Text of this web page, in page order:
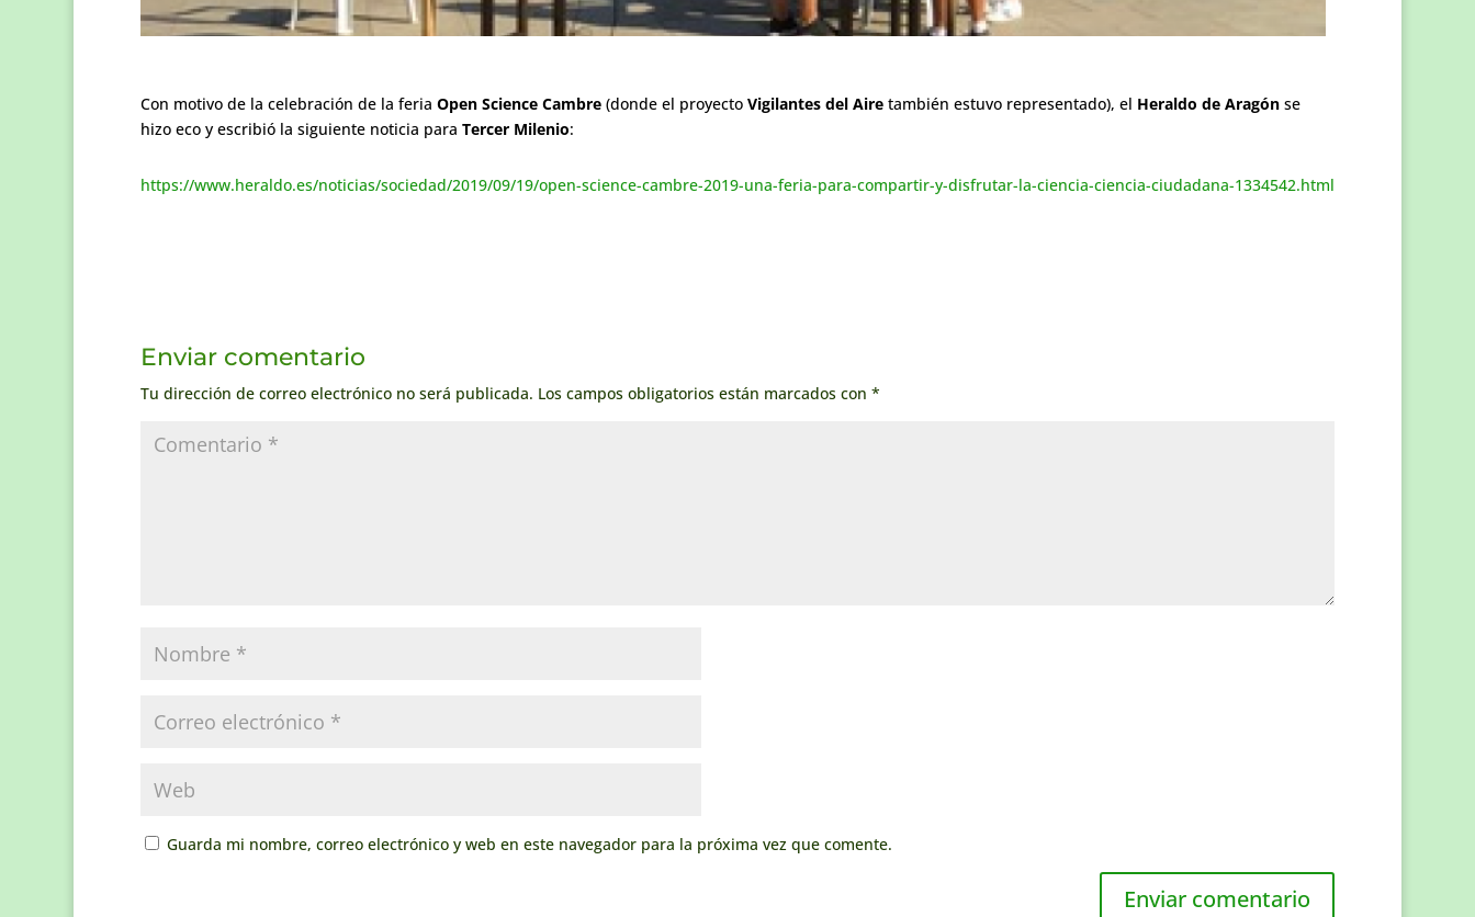
Con motivo de la celebración de la feria Open Science Cambre(donde el proyecto Vigilantes del Airetambién estuvo representado), el Heraldo de Aragónse
hizo eco y escribió la siguiente noticia para Tercer Milenio:
https://www.heraldo.es/noticias/sociedad/2019/09/19/open-science-cambre-2019-una-feria-para-compartir-y-disfrutar-la-ciencia-ciencia-ciudadana-1334542.html
Enviar comentario
Tu dirección de correo electrónico no será publicada. Los campos obligatorios están marcados con *
Guarda mi nombre, correo electrónico y web en este navegador para la próxima vez que comente.